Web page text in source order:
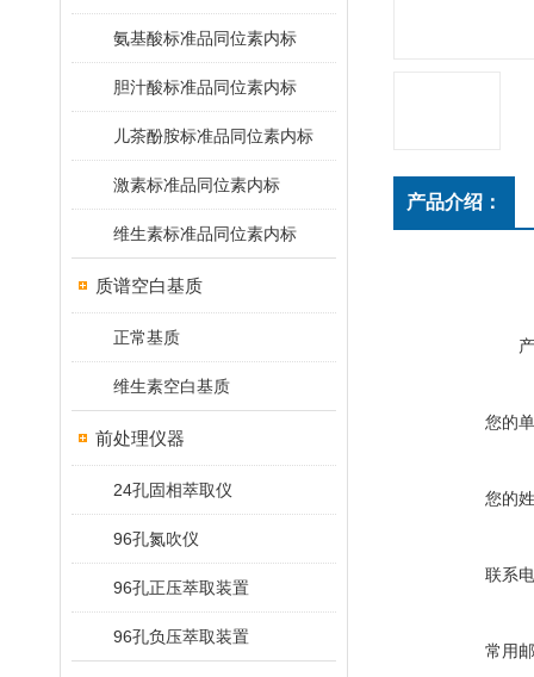
氨基酸标准品同位素内标
胆汁酸标准品同位素内标
儿茶酚胺标准品同位素内标
激素标准品同位素内标
维生素标准品同位素内标
质谱空白基质
正常基质
维生素空白基质
前处理仪器
24孔固相萃取仪
96孔氮吹仪
96孔正压萃取装置
96孔负压萃取装置
产品介绍：
您的
您的
联系
常用